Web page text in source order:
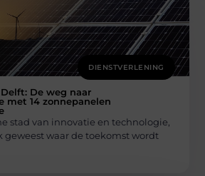
DIENSTVERLENING
De weg naar
met 14 zonnepanelen
stad van innovatie en technologie,
geweest waar de toekomst wordt